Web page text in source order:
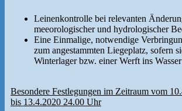
Leinenkontrolle bei relevanten
meeorologischer und hydrologischer
Eine Einmalige, notwendige
zum angestammten Liegeplatz, sofern
Winterlager bzw. einer Werft ins
Besondere Festlegungen im Zeitraum vom
bis 13.4.2020 24.00 Uhr